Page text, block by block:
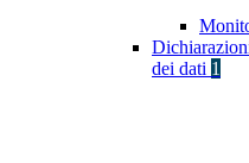
dei dati 1